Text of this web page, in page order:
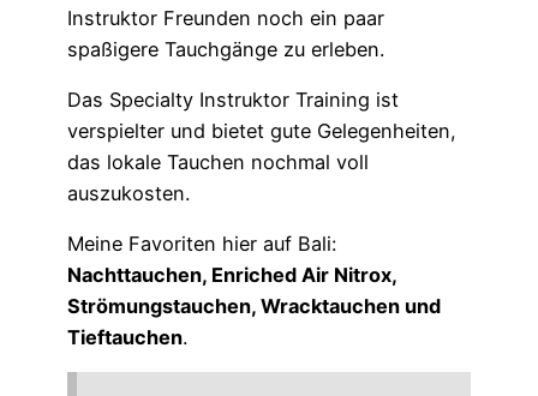
Instruktor Freunden noch ein paar
spaßigere Tauchgänge zu erleben.
Das Specialty Instruktor Training ist
verspielter und bietet gute Gelegenheiten,
das lokale Tauchen nochmal voll
auszukosten.
Meine Favoriten hier auf Bali:
Nachttauchen, Enriched Air Nitrox,
Strömungstauchen, Wracktauchen und
Tieftauchen.